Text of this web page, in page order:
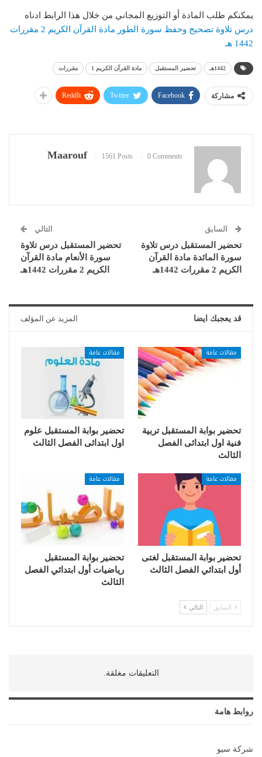
يمكنكم طلب المادة أو التوزيع المجاني من خلال هذا الرابط ادناه
درس تلاوة تصحيح وحفظ سورة الطور مادة القرآن الكريم 2 مقررات
1442 هـ
1442هـ تحضير المستقبل مادة القرآن الكريم 1 مقررات
مشاركة Facebook
Twitter
ReddIt
Maarouf 1561 Posts 0 Comments
السابق
تحضير المستقبل درس تلاوة
سورة المائدة مادة القرآن
الكريم 2 مقررات 1442هـ
التالي
تحضير المستقبل درس تلاوة
سورة الأنعام مادة القرآن
الكريم 2 مقررات 1442هـ
قد يعجبك ايضا المزيد عن المؤلف
مقالات عامة
تحضير بوابة المستقبل تربية
فنية اول ابتدائى الفصل
الثالث
مقالات عامة
تحضير بوابة المستقبل علوم
اول ابتدائى الفصل الثالث
مقالات عامة
تحضير بوابة المستقبل لغتى
أول ابتدائي الفصل الثالث
مقالات عامة
تحضير بوابة المستقبل
رياضيات أول ابتدائي الفصل
الثالث
السابق التالي
التعليقات مغلقة.
روابط هامة
شركة سيو